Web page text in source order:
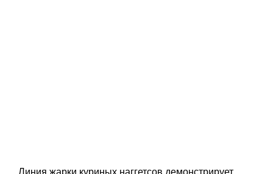
Линия жарки куриных наггетсов демонстрирует